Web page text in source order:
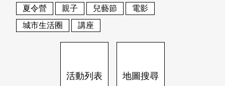
地圖搜尋
關於我們
刊物索取地點
會員基本資料
刊登活動
網站導覽 English
日本語 登入/註冊
夏令營
親子 兒藝節
電影
城市生活圈
講座
活動列表 地圖搜尋